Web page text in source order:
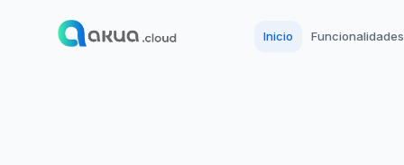
Inicio Funcionalidades